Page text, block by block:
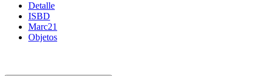
Detalle
ISBD
Marc21
Objetos